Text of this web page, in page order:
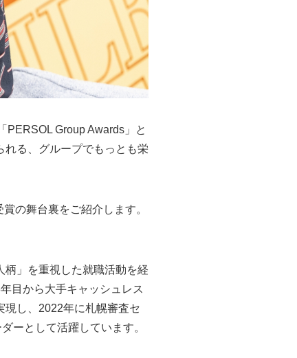
PERSOL Group Awards」と
れる、グループでもっとも栄
の舞台裏をご紹介します。
」を重視した就職活動を経
目から大手キャッシュレス
現し、2022年に札幌審査セ
ーとして活躍しています。